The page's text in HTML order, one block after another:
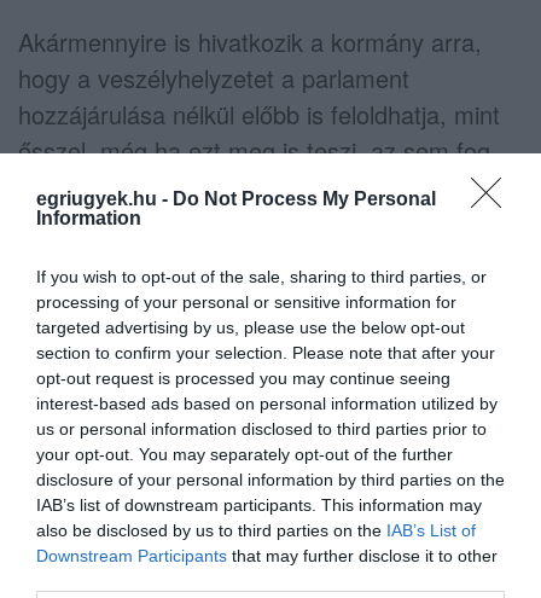
egriugyek.hu - Do Not Process My Personal
Information
If you wish to opt-out of the sale, sharing to third parties, or
processing of your personal or sensitive information for
targeted advertising by us, please use the below opt-out
section to confirm your selection. Please note that after your
opt-out request is processed you may continue seeing
interest-based ads based on personal information utilized by
us or personal information disclosed to third parties prior to
your opt-out. You may separately opt-out of the further
disclosure of your personal information by third parties on the
IAB’s list of downstream participants. This information may
also be disclosed by us to third parties on the IAB’s List of
Downstream Participants that may further disclose it to other
Akármennyire is hivatkozik a kormány arra,
hogy a veszélyhelyzetet a parlament
hozzájárulása nélkül előbb is feloldhatja, mint
ősszel, még ha ezt meg is teszi, az sem fog
sokat jelenteni.
a kormányoldalnak ahhoz, hogy az életünket
alapjaiban befolyásoló veszélyhelyzeti
rendelkezéseket hatályban tartsa, vagy
átmentse: egyrészt lehetőség van azon
rendeletek őszig tartó hatályának
meghosszabbítására, amelyek általánosan
kötelező magatartási szabályokat határoznak
meg, és amelyeket – az Alaptörvény 53. cikke
alapján – a kormány a koronavírus-járvány